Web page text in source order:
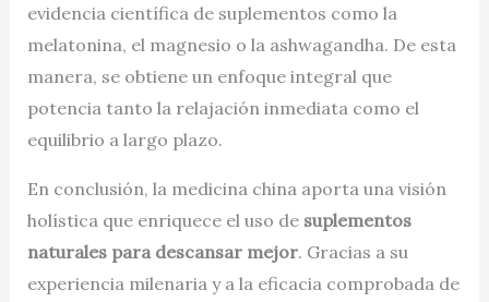
evidencia científica de suplementos como la
melatonina, el magnesio o la ashwagandha. De esta
manera, se obtiene un enfoque integral que
potencia tanto la relajación inmediata como el
equilibrio a largo plazo.
En conclusión, la medicina china aporta una visión
holística que enriquece el uso de suplementos
naturales para descansar mejor. Gracias a su
experiencia milenaria y a la eficacia comprobada de